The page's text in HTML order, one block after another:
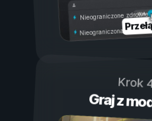
Wył.
Nieograniczone zdrowie
Nieograniczona
Krok
Graj z